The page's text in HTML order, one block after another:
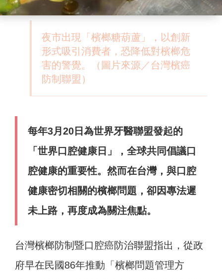
夜市出現「檳榔糖葫蘆」，以創新
形式吸引消費者，恐降低對檳榔危
害的警覺。（圖片來源／台灣檳癌
防制聯盟）
每年3月20日為世界牙醫聯盟發起的
「世界口腔健康日」，全球共同倡議口
腔健康的重要性。然而在台灣，與口腔
健康密切相關的檳榔問題，卻因專法遲
未上路，再度成為關注焦點。
台灣檳榔防制暨口腔癌防治聯盟指出，從政
府早在民國86年推動「檳榔問題管理方